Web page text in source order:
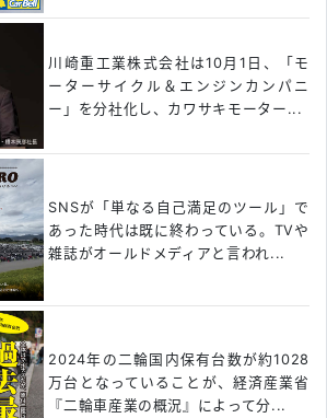
川崎重工業株式会社は10月1日、「モ
ーターサイクル＆エンジンカンパニ
ー」を分社化し、カワサキモーター...
SNSが「単なる自己満足のツール」で
あった時代は既に終わっている。TVや
雑誌がオールドメディアと言われ...
2024年の二輪国内保有台数が約1028
万台となっていることが、経済産業省
『二輪車産業の概況』によって分...